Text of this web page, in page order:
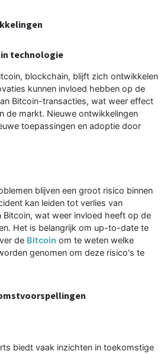
technologie
blockchain, blijft zich ontwikkelen
kunnen invloed hebben op de
Bitcoin-transacties, wat weer effect
de markt. Nieuwe ontwikkelingen
toepassingen en adoptie door
blijven een groot risico binnen
kan leiden tot verlies van
Bitcoin, wat weer invloed heeft op de
Het is belangrijk om up-to-date te
de Bitcoin om te weten welke
genomen om deze risico's te
biedt vaak inzichten in toekomstige